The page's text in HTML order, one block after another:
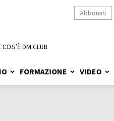
Abbonati
FORMAZIONE VIDEO
COS’È DM CLUB